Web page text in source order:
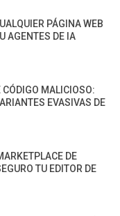
PÁGINA WEB
AGENTES DE IA
CÓDIGO MALICIOSO:
EVASIVAS DE
DE
TU EDITOR DE